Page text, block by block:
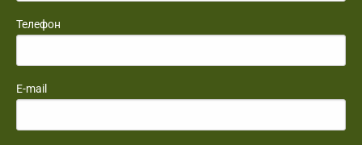
Телефон
E-mail